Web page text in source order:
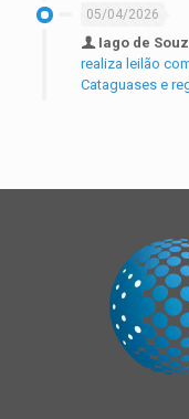
05/04/2026
Iago de
realiza leilão
Cataguases e